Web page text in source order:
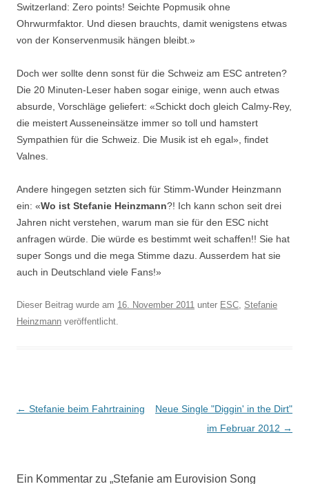
Switzerland: Zero points! Seichte Popmusik ohne
Ohrwurmfaktor. Und diesen brauchts, damit wenigstens etwas
von der Konservenmusik hängen bleibt.»
Doch wer sollte denn sonst für die Schweiz am ESC antreten?
Die 20 Minuten-Leser haben sogar einige, wenn auch etwas
absurde, Vorschläge geliefert: «Schickt doch gleich Calmy-Rey,
die meistert Ausseneinsätze immer so toll und hamstert
Sympathien für die Schweiz. Die Musik ist eh egal», findet
Valnes.
Andere hingegen setzten sich für Stimm-Wunder Heinzmann
ein: «Wo ist Stefanie Heinzmann?! Ich kann schon seit drei
Jahren nicht verstehen, warum man sie für den ESC nicht
anfragen würde. Die würde es bestimmt weit schaffen!! Sie hat
super Songs und die mega Stimme dazu. Ausserdem hat sie
auch in Deutschland viele Fans!»
Dieser Beitrag wurde am 16. November 2011 unter ESC, Stefanie
Heinzmann veröffentlicht.
Beitragsnavigation
← Stefanie beim Fahrtraining
Neue Single "Diggin' in the Dirt"
im Februar 2012 →
Ein Kommentar zu „Stefanie am Eurovision Song